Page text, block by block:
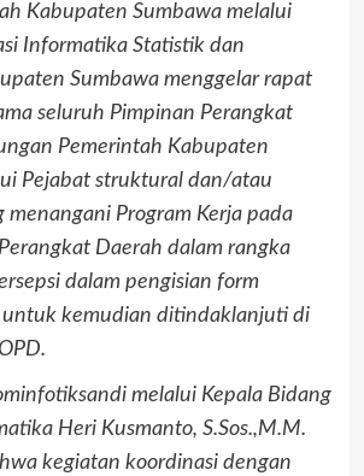
Kabupaten Sumbawa melalui
Informatika Statistik dan
Sumbawa menggelar rapat
seluruh Pimpinan Perangkat
Pemerintah Kabupaten
Pejabat struktural dan/atau
menangani Program Kerja pada
Daerah dalam rangka
dalam pengisian form
untuk kemudian ditindaklanjuti di
melalui Kepala Bidang
Heri Kusmanto, S.Sos.,M.M.
kegiatan koordinasi dengan